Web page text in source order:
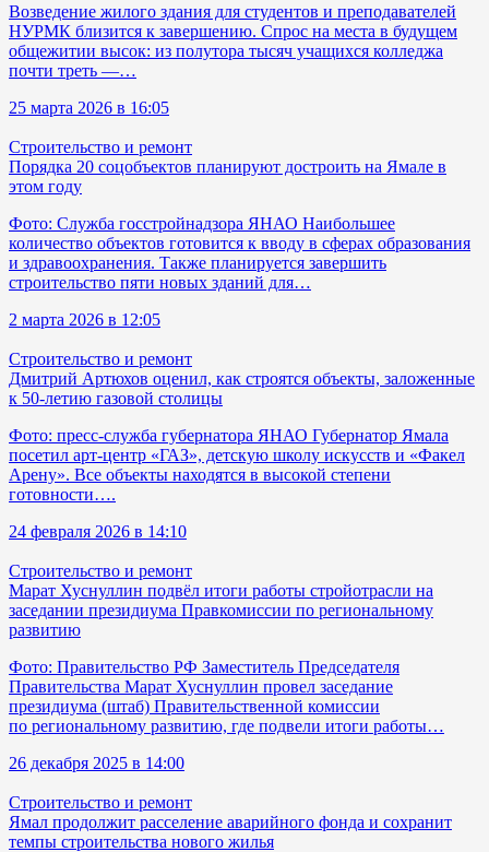
Возведение жилого здания для студентов и преподавателей
НУРМК близится к завершению. Спрос на места в будущем
общежитии высок: из полутора тысяч учащихся колледжа
почти треть —…
25 марта 2026 в 16:05
Строительство и ремонт
Порядка 20 соцобъектов планируют достроить на Ямале в
этом году
Фото: Служба госстройнадзора ЯНАО Наибольшее
количество объектов готовится к вводу в сферах образования
и здравоохранения. Также планируется завершить
строительство пяти новых зданий для…
2 марта 2026 в 12:05
Строительство и ремонт
Дмитрий Артюхов оценил, как строятся объекты, заложенные
к 50-летию газовой столицы
Фото: пресс-служба губернатора ЯНАО Губернатор Ямала
посетил арт-центр «ГАЗ», детскую школу искусств и «Факел
Арену». Все объекты находятся в высокой степени
готовности….
24 февраля 2026 в 14:10
Строительство и ремонт
Марат Хуснуллин подвёл итоги работы стройотрасли на
заседании президиума Правкомиссии по региональному
развитию
Фото: Правительство РФ Заместитель Председателя
Правительства Марат Хуснуллин провел заседание
президиума (штаб) Правительственной комиссии
по региональному развитию, где подвели итоги работы…
26 декабря 2025 в 14:00
Строительство и ремонт
Ямал продолжит расселение аварийного фонда и сохранит
темпы строительства нового жилья